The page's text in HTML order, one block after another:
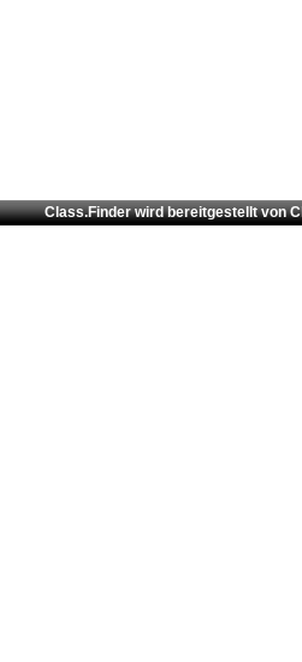
Class.Finder wird bereitgestellt von